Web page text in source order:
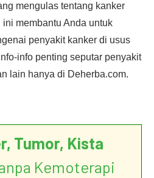
mengulas tentang kanker
membantu Anda untuk
penyakit kanker di usus
info penting seputar penyakit
lain hanya di Deherba.com.
What Is Colorectal
Tumor, Kista
Kemoterapi